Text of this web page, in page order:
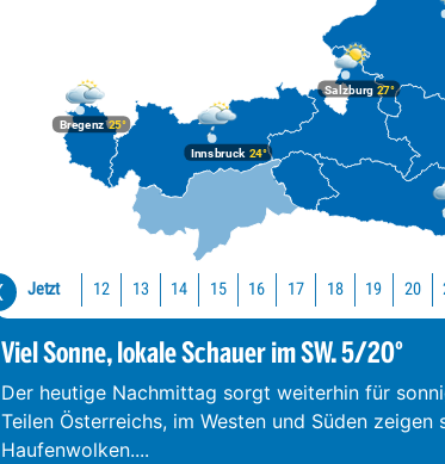
Bregenz25°
Innsbruck24°
Salzburg27°
Jetzt 12 13 14 15 16 17 18 19 20
Viel Sonne, lokale Schauer im SW. 5/20°
Der heutige Nachmittag sorgt weiterhin für
Teilen Österreichs, im Westen und Süden
Haufenwolken....